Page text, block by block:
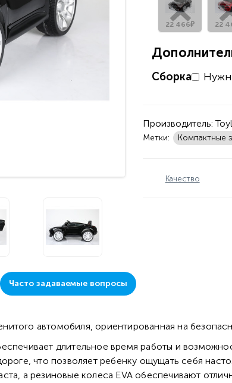
22 466₽ 22
Сборка
Производитель:
Метки: Компактные
Качество
Часто задаваемые вопросы
автомобиля, ориентированная на
длительное время работы и
что позволяет ребенку ощущать себя
а резиновые колеса EVA обеспечивают